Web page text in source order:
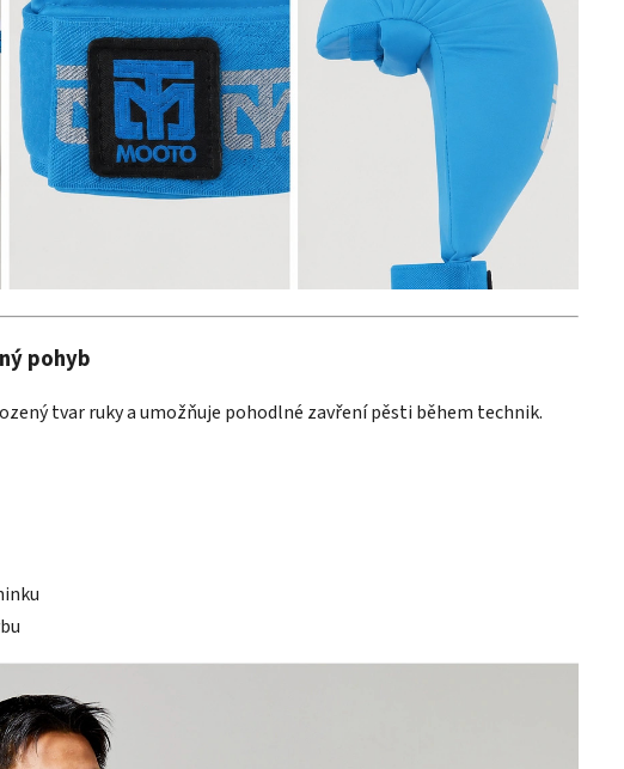
pohyb
tvar ruky a umožňuje pohodlné zavření pěsti během technik.